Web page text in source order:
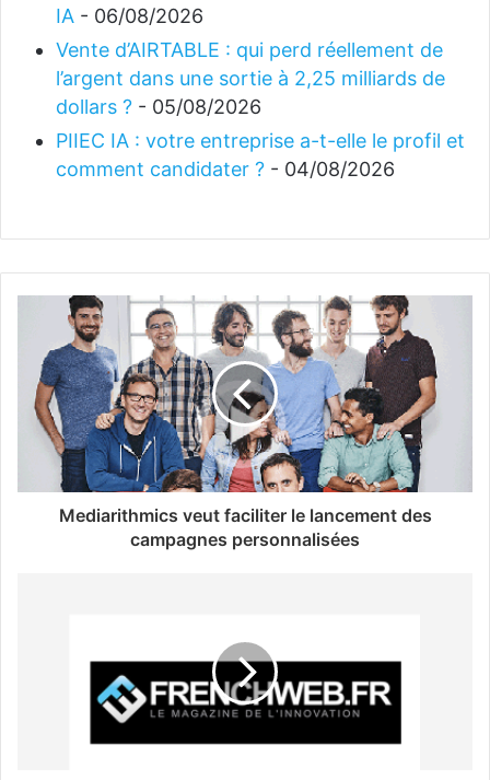
IA - 06/08/2026
Vente d’AIRTABLE : qui perd réellement de
l’argent dans une sortie à 2,25 milliards de
dollars ? - 05/08/2026
PIIEC IA : votre entreprise a-t-elle le profil et
comment candidater ? - 04/08/2026
Mediarithmics veut faciliter le lancement des
campagnes personnalisées